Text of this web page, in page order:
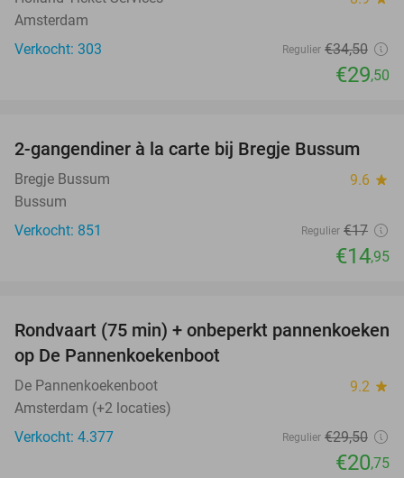
Amsterdam
Verkocht: 303
Regulier €34,50
€29,50
12%
2-gangendiner à la carte bij Bregje Bussum
Bregje Bussum 9.6 star
Bussum
Verkocht: 851
Regulier €17
€14,95
30%
Rondvaart (75 min) + onbeperkt pannenkoeken
op De Pannenkoekenboot
De Pannenkoekenboot 9.2 star
Amsterdam (+2 locaties)
Verkocht: 4.377
Regulier €29,50
€20,75